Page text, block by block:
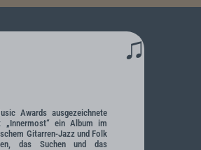
♫
Awards ausgezeichnete
ein Album im
Gitarren-Jazz und Folk
das Suchen und das